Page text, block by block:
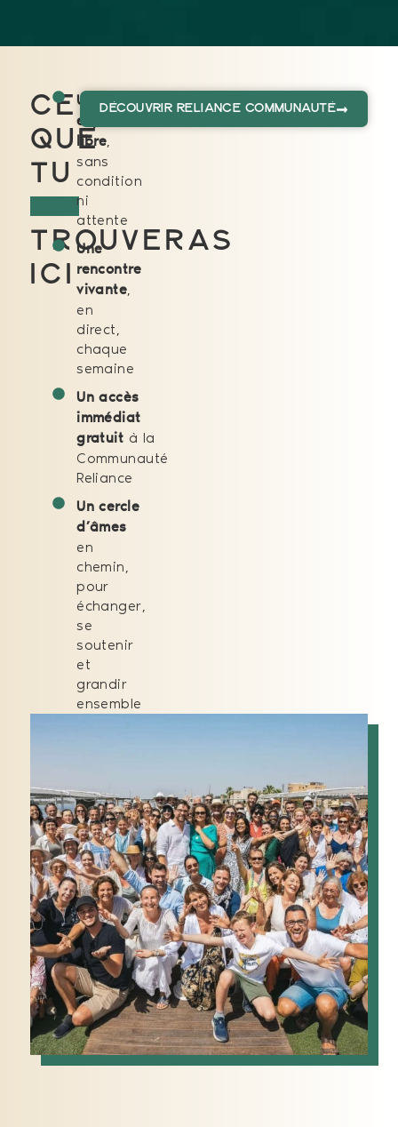
Ce
que
tu
trouveras
ici
Un
espace
libre,
sans
condition
ni
attente
Une
rencontre
vivante,
en
direct,
chaque
semaine
Un accès
immédiat
gratuit à la
Communauté
Reliance
Un cercle
d’âmes
en
chemin,
pour
échanger,
se
soutenir
et
grandir
ensemble
Découvrir Reliance communauté